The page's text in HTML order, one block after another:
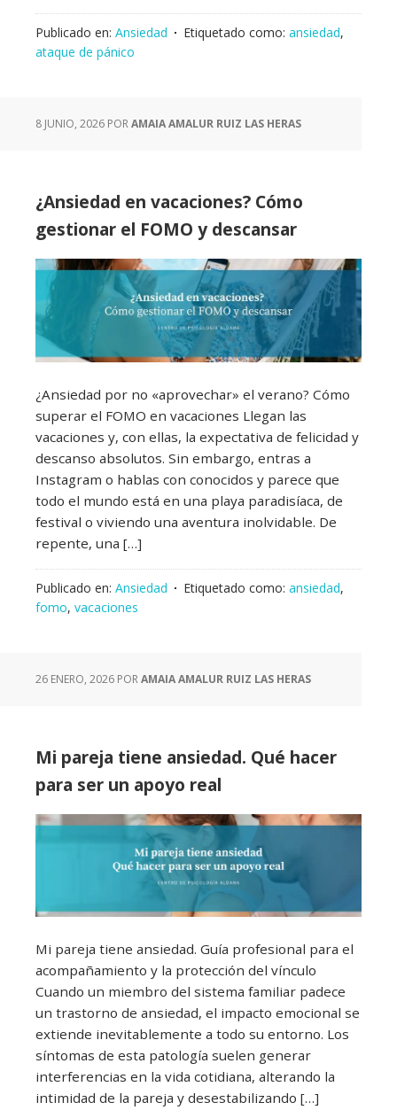
Publicado en: Ansiedad Etiquetado como: ansiedad,
ataque de pánico
8 JUNIO, 2026 PORAMAIA AMALUR RUIZ LAS HERAS
¿Ansiedad en vacaciones? Cómo
gestionar el FOMO y descansar
¿Ansiedad por no «aprovechar» el verano? Cómo
superar el FOMO en vacaciones Llegan las
vacaciones y, con ellas, la expectativa de felicidad y
descanso absolutos. Sin embargo, entras a
Instagram o hablas con conocidos y parece que
todo el mundo está en una playa paradisíaca, de
festival o viviendo una aventura inolvidable. De
repente, una […]
Publicado en: Ansiedad Etiquetado como: ansiedad,
fomo, vacaciones
26 ENERO, 2026 PORAMAIA AMALUR RUIZ LAS HERAS
Mi pareja tiene ansiedad. Qué hacer
para ser un apoyo real
Mi pareja tiene ansiedad. Guía profesional para el
acompañamiento y la protección del vínculo
Cuando un miembro del sistema familiar padece
un trastorno de ansiedad, el impacto emocional se
extiende inevitablemente a todo su entorno. Los
síntomas de esta patología suelen generar
interferencias en la vida cotidiana, alterando la
intimidad de la pareja y desestabilizando […]